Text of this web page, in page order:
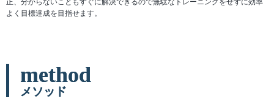
正、分からないこともすぐに解決できるので無駄なトレーニングをせずに効率
よく目標達成を目指せます。
method
メソッド